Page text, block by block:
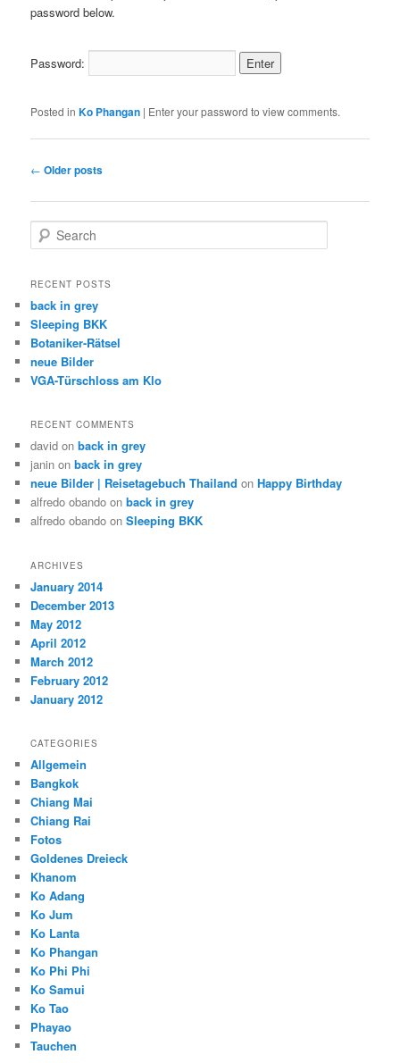
password below.
Password:
Posted in Ko Phangan | Enter your password to view comments.
Post
← Older posts
e
r
h
RECENT POSTS
back in grey
Sleeping BKK
Botaniker-Rätsel
neue Bilder
VGA-Türschloss am Klo
RECENT COMMENTS
david onback in grey
janin onback in grey
neue Bilder | Reisetagebuch Thailand onHappy Birthday
alfredo obando onback in grey
alfredo obando onSleeping BKK
ARCHIVES
January 2014
December 2013
May 2012
April 2012
March 2012
February 2012
January 2012
CATEGORIES
Allgemein
Bangkok
Chiang Mai
Chiang Rai
Fotos
Goldenes Dreieck
Khanom
Ko Adang
Ko Jum
Ko Lanta
Ko Phangan
Ko Phi Phi
Ko Samui
Ko Tao
Phayao
Tauchen